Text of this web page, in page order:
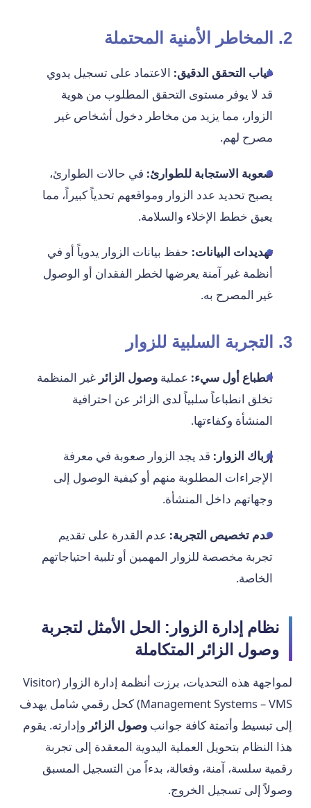
2. المخاطر الأمنية المحتملة
غياب التحقق الدقيق: الاعتماد على تسجيل يدوي
قد لا يوفر مستوى التحقق المطلوب من هوية
الزوار، مما يزيد من مخاطر دخول أشخاص غير
مصرح لهم.
صعوبة الاستجابة للطوارئ: في حالات الطوارئ،
يصبح تحديد عدد الزوار ومواقعهم تحدياً كبيراً، مما
يعيق خطط الإخلاء والسلامة.
تهديدات البيانات: حفظ بيانات الزوار يدوياً أو في
أنظمة غير آمنة يعرضها لخطر الفقدان أو الوصول
غير المصرح به.
3. التجربة السلبية للزوار
انطباع أول سيء: عمليةوصول الزائر غير المنظمة
تخلق انطباعاً سلبياً لدى الزائر عن احترافية
المنشأة وكفاءتها.
إرباك الزوار: قد يجد الزوار صعوبة في معرفة
الإجراءات المطلوبة منهم أو كيفية الوصول إلى
وجهاتهم داخل المنشأة.
عدم تخصيص التجربة: عدم القدرة على تقديم
تجربة مخصصة للزوار المهمين أو تلبية احتياجاتهم
الخاصة.
نظام إدارة الزوار: الحل الأمثل لتجربة
وصول الزائر المتكاملة
لمواجهة هذه التحديات، برزت أنظمة إدارة الزوار (Visitor
Management Systems – VMS) كحل رقمي شامل يهدف
إلى تبسيط وأتمتة كافة جوانب وصول الزائر وإدارته. يقوم
هذا النظام بتحويل العملية اليدوية المعقدة إلى تجربة
رقمية سلسة، آمنة، وفعالة، بدءاً من التسجيل المسبق
وصولاً إلى تسجيل الخروج.